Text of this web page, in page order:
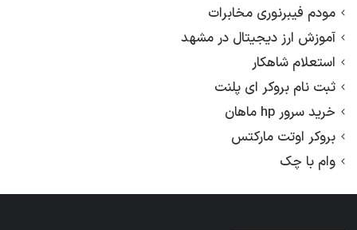
مودم فیبرنوری مخابرات
آموزش ارز دیجیتال در مشهد
استعلام شاهکار
ثبت نام بروکر ای پلنت
خرید سرور hp ماهان
بروکر اوتت مارکتس
وام با چک